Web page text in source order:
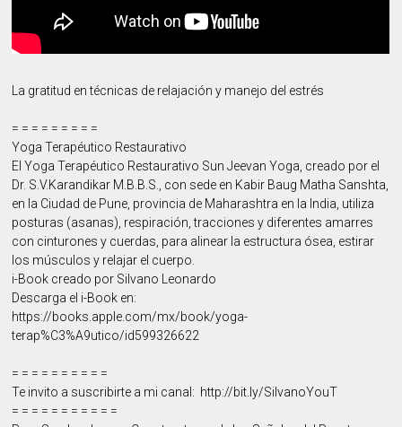
La gratitud en técnicas de relajación y manejo del estrés
= = = = = = = = =
Yoga Terapéutico Restaurativo
El Yoga Terapéutico Restaurativo Sun Jeevan Yoga, creado por el
Dr. S.V.Karandikar M.B.B.S., con sede en Kabir Baug Matha Sanshta,
en la Ciudad de Pune, provincia de Maharashtra en la India, utiliza
posturas (asanas), respiración, tracciones y diferentes amarres
con cinturones y cuerdas, para alinear la estructura ósea, estirar
los músculos y relajar el cuerpo.
i-Book creado por Silvano Leonardo
Descarga el i-Book en:
https://books.apple.com/mx/book/yoga-
terap%C3%A9utico/id599326622
= = = = = = = = = =
Te invito a suscribirte a mi canal: http://bit.ly/SilvanoYouT
= = = = = = = = = = =